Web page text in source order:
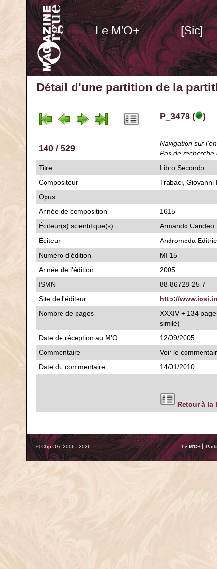
Le M’O+ [Sic]
Détail d'une partition de la
P_3478 ( )
140 / 529
Navigation sur
Pas de recherche
Titre
Libro Secondo
Compositeur
Trabaci, Giovanni
Opus
Année de composition
1615
Éditeur(s) scientifique(s)
Armando Carideo
Éditeur
Andromeda
Numéro d'édition
MI 15
Année de l'édition
2005
ISMN
88-86728-25-7
Site de l'éditeur
http://
Nombre de pages
XXXIV + 134
similé)
Date de réception au M'O
12/09/2005
Commentaire
Voir le
Date du commentaire
14/01/2010
Retour à la
© Clap&Go 2006 - 2026 Le M'O+ ⎢